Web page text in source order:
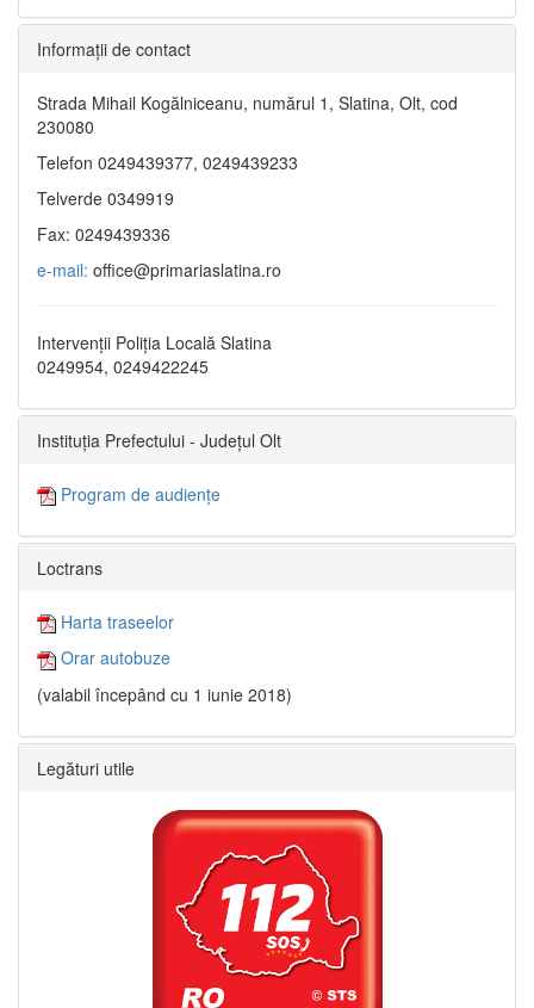
Informaţii de contact
Strada Mihail Kogălniceanu, numărul 1, Slatina, Olt, cod
230080
Telefon 0249439377, 0249439233
Telverde 0349919
Fax: 0249439336
e-mail: office@primariaslatina.ro
Intervenții Poliția Locală Slatina
0249954, 0249422245
Instituția Prefectului - Județul Olt
Program de audiențe
Loctrans
Harta traseelor
Orar autobuze
(valabil începând cu 1 iunie 2018)
Legături utile